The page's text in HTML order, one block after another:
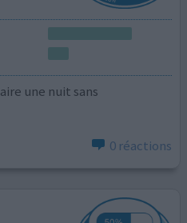
une nuit sans
0 réactions